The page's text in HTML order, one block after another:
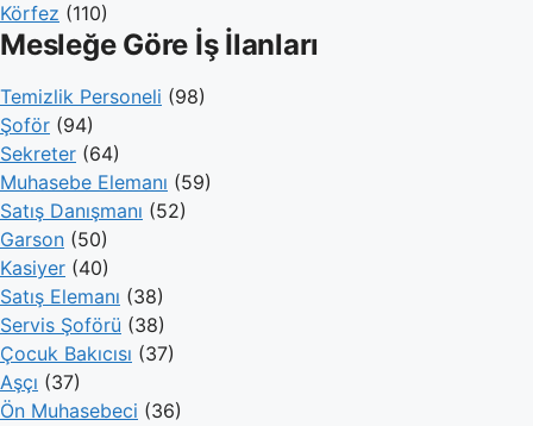
Körfez (110)
Mesleğe Göre İş İlanları
Temizlik Personeli (98)
Şoför (94)
Sekreter (64)
Muhasebe Elemanı (59)
Satış Danışmanı (52)
Garson (50)
Kasiyer (40)
Satış Elemanı (38)
Servis Şoförü (38)
Çocuk Bakıcısı (37)
Aşçı (37)
Ön Muhasebeci (36)